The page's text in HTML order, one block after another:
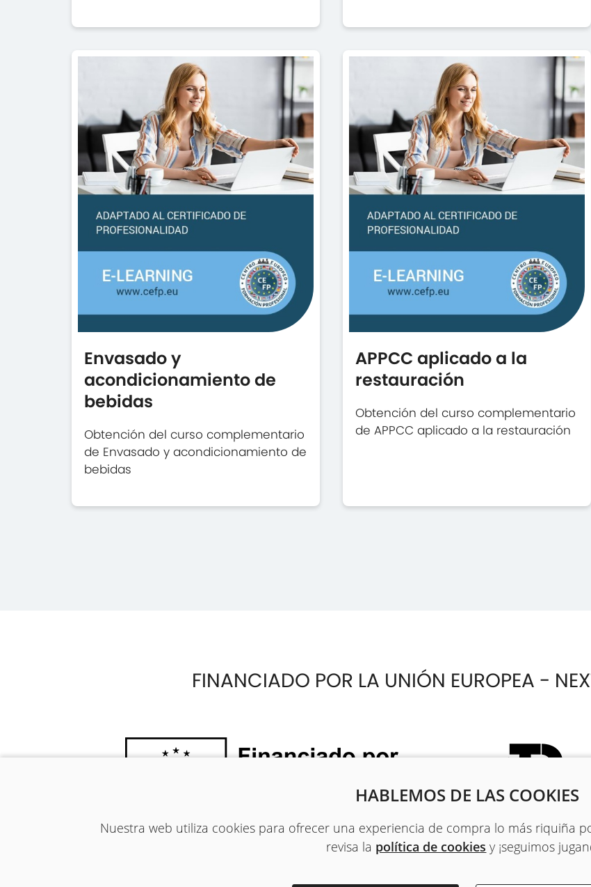
HABLEMOS DE LAS COOKIES
Nuestra web utiliza cookies para ofrecer una experiencia de compra lo más riquiña
revisa la política de cookies y ¡seguimos
Envasado y
acondicionamiento de
bebidas
Obtención del curso complementario
de Envasado y acondicionamiento de
bebidas
APPCC aplicado a la
restauración
Obtención del curso complementario
de APPCC aplicado a la restauración
FINANCIADO POR LA UNIÓN EUROPEA -